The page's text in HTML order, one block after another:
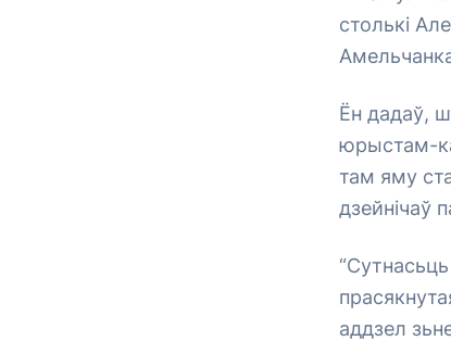
столькі
Ён дадаў,
юрыстам-
там яму
дзейнічаў
аддзел